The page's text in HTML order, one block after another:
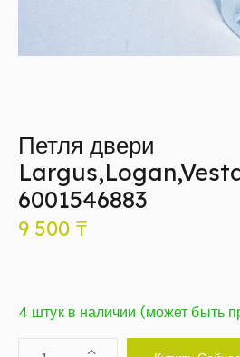
Петля двери
6001546883
9 500 ₸
4 штук в наличии (может быть